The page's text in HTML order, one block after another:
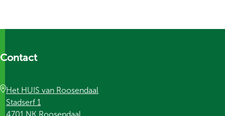
Contact
Het HUIS van Roosendaal
Stadserf 1
4701 NK Roosendaal